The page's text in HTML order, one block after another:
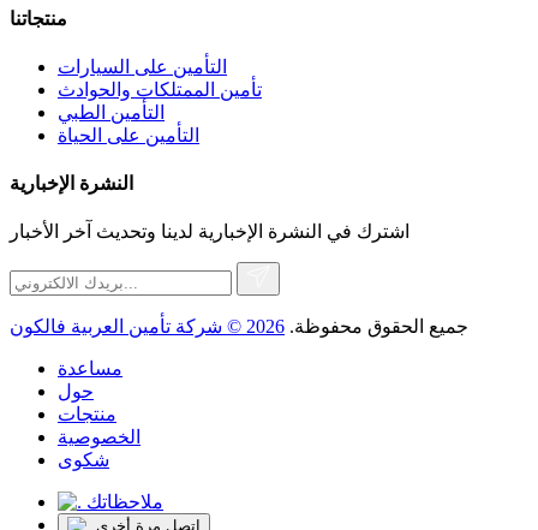
منتجاتنا
التأمين على السيارات
تأمين الممتلكات والحوادث
التأمين الطبي
التأمين على الحياة
النشرة الإخبارية
اشترك في النشرة الإخبارية لدينا وتحديث آخر الأخبار
جميع الحقوق محفوظة. 2026 © شركة تأمين العربية فالكون
مساعدة
حول
منتجات
الخصوصية
شكوى
ملاحظاتك
اتصل مرة أخرى